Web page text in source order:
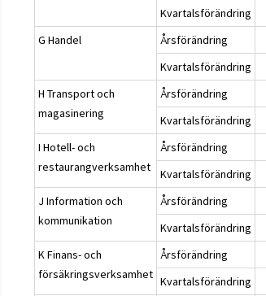
Kvartalsförändring
G Handel
Årsförändring
Kvartalsförändring
H Transport och
magasinering
Årsförändring
Kvartalsförändring
I Hotell- och
restaurangverksamhet
Årsförändring
Kvartalsförändring
J Information och
kommunikation
Årsförändring
Kvartalsförändring
K Finans- och
försäkringsverksamhet
Årsförändring
Kvartalsförändring